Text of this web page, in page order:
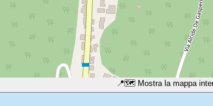
📍🗺️ Mostra la mappa